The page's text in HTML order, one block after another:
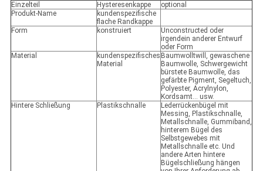
Einzelteil Hysteresenkappe
optional
Produkt-Name
kundenspezifische
flache Randkappe
Form
konstruiert
Unconstructed oder
irgendein anderer Entwurf
oder Form
Material
kundenspezifisches
Material
Baumwolltwill, gewaschene
Baumwolle, Schwergewicht
bürstete Baumwolle, das
gefärbte Pigment, Segeltuch,
Polyester, Acrylnylon,
Kordsamt… usw.
Hintere Schließung
Plastikschnalle
Lederrückenbügel mit
Messing, Plastikschnalle,
Metallschnalle, Gummiband,
hinterem Bügel des
Selbstgewebes mit
Metallschnalle etc. Und
andere Arten hintere
Bügelschließung hängen